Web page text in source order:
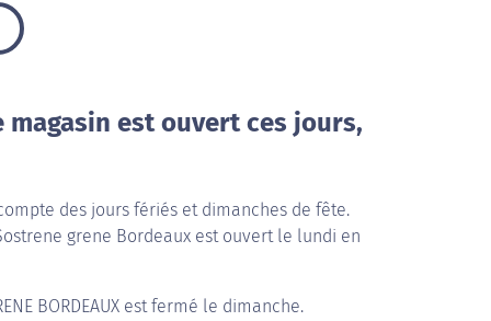
est ouvert ces jours,
des jours fériés et dimanches de fête.
grene Bordeaux est ouvert le lundi en
BORDEAUX est fermé le dimanche.